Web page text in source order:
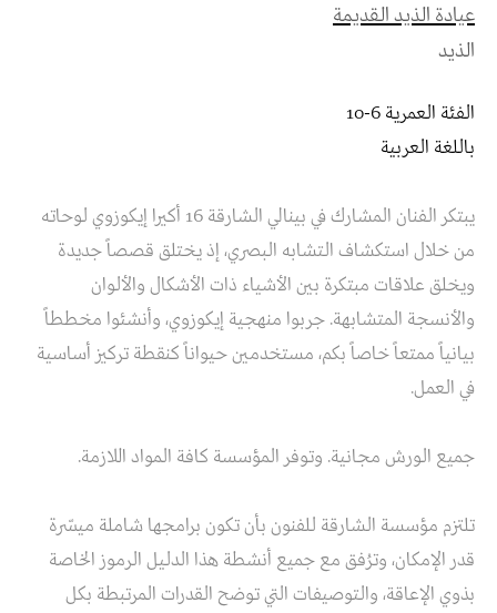
الفئة العمرية 6-10
باللغة العربية
يبتكر الفنان المشارك في بينالي الشارقة 16 أكيرا إيكوزوي لوحاته
من خلال استكشاف التشابه البصري، إذ يختلق قصصاً جديدة
ويخلق علاقات مبتكرة بين الأشياء ذات الأشكال والألوان
والأنسجة المتشابهة. جربوا منهجية إيكوزوي، وأنشئوا مخططاً
بيانياً ممتعاً خاصاً بكم، مستخدمين حيواناً كنقطة تركيز أساسية
في العمل.
جميع الورش مجانية. وتوفر المؤسسة كافة المواد اللازمة.
تلتزم مؤسسة الشارقة للفنون بأن تكون برامجها شاملة ميسّرة
قدر الإمكان، وترُفق مع جميع أنشطة هذا الدليل الرموز الخاصة
بذوي الإعاقة، والتوصيفات التي توضح القدرات المرتبطة بكل
عيادة الذيد القديمة
الذيد